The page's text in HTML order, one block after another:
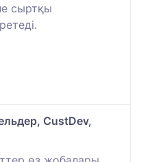
сыртқы
CustDev,